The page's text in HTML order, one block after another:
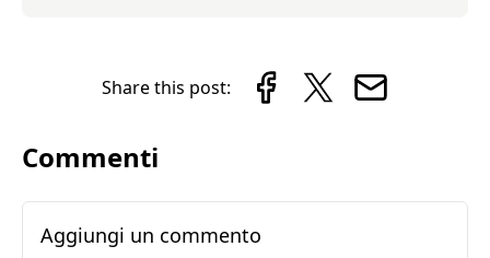
Share this post:
Commenti
Aggiungi un commento